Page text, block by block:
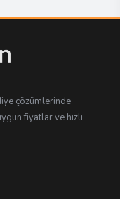
çözümlerinde
fiyatlar ve hızlı